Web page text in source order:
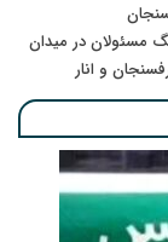
مسئولان در میدان
و انار